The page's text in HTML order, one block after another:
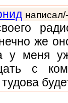
же
у меня
с